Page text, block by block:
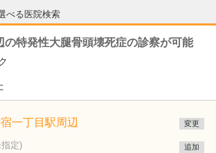
べる医院検索
び
の特発性大腿骨頭壊死症の診察が可能
一丁目駅周辺 変更
指定) 追加